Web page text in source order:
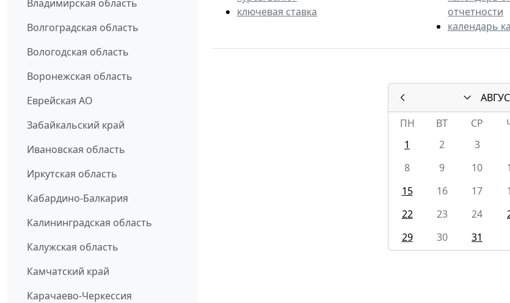
Владимирская область
Волгоградская область
Вологодская область
Воронежская область
Еврейская АО
Забайкальский край
Ивановская область
Иркутская область
Кабардино-Балкария
Калининградская область
Калужская область
Камчатский край
Карачаево-Черкессия
ключевая ставка
отчетности
календарь
ПН
ВТ СР
1
2 3
8
9 10
15
16 17
22
23 24
29
30 31